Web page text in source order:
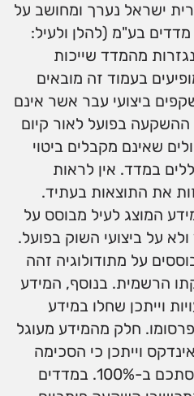
ישראל נערך ומחושב על
בע"מ (להלן ולעיל:
מהמדד שייכות
בעמוד זה מובאים
ביצועי עבר אשר אינם
ההשקעה בפועל לאור קיום
שאינם מקבלים ביטוי
במדד. אין לראות
את התוצאות בעתיד.
המוצג לעיל מבוסס על
על ביצועי השוק בפועל.
על מתודולוגיה זהה
הרשמית. בנוסף, המידע
וייתכן שחלו במידע
חלק מהמידע מעוגל
וייתכן כי הסכימה
של סוג מידע מסוים לא תסתכם ב-100%. במדדים